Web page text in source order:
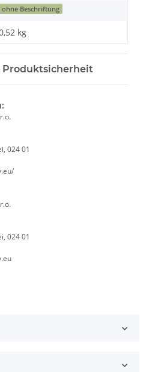
ohne Beschriftung
kg
Produktsicherheit
024 01
024 01